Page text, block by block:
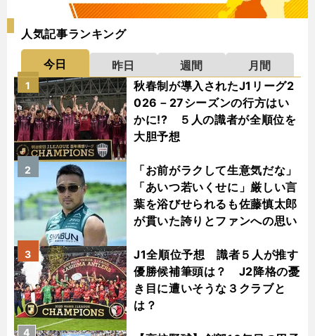
人気記事ランキング
今日 昨日 週間
月間
秋春制が導入されたJ1リーグ2
026－27シーズンの行方はい
かに!? ５人の識者が全順位を
大胆予想
1
「お前がラクして生意気だな」
「あいつ若いくせに」厳しい言
葉を浴びせられるも佐藤慎太郎
が貫いた誇りとファンへの思い
2
J1全順位予想 識者５人が推す
優勝候補筆頭は？ J2降格の憂
き目に遭いそうな３クラブと
は？
3
4